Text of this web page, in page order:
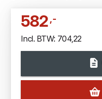
582,-
Incl. BTW: 704,22